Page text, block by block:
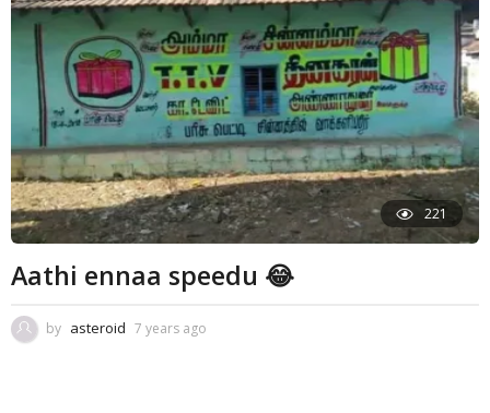
221
Aathi ennaa speedu 😂
by asteroid 7 years ago